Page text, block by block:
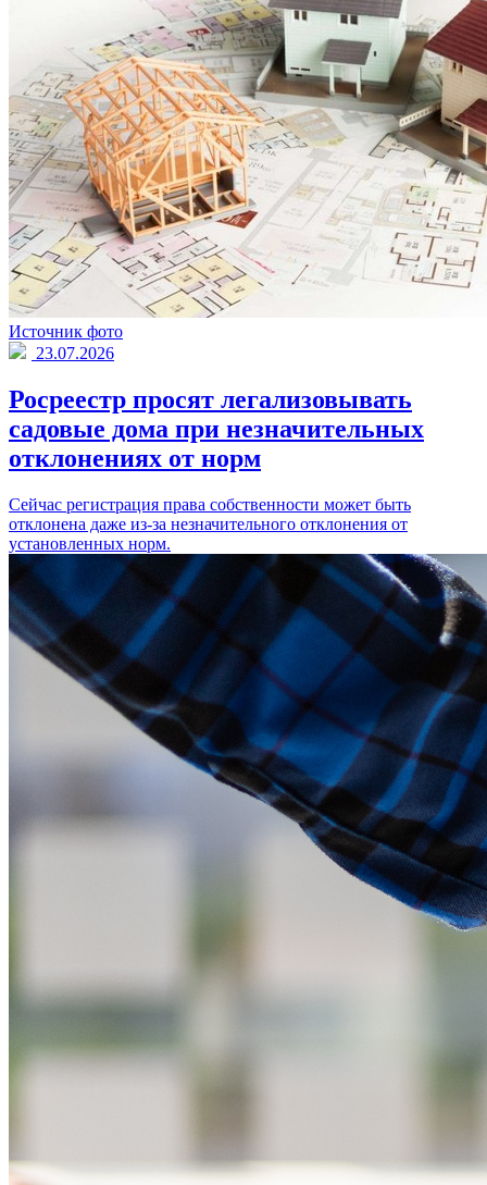
Источник фото
23.07.2026
Росреестр просят легализовывать
садовые дома при незначительных
отклонениях от норм
Сейчас регистрация права собственности может быть
отклонена даже из-за незначительного отклонения от
установленных норм.